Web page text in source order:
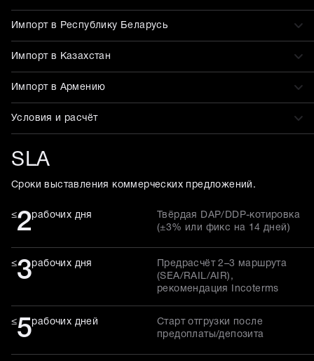
Импорт в Республику Беларусь
Импорт в Казахстан
Импорт в Армению
Условия и расчёт
SLA
Сроки выставления коммерческих предложений.
≤2рабочих дня
Твёрдая DAP/DDP-котировка
(±3% или фикс на 14 дней)
≤3рабочих дня
Предрасчёт 2–3 маршрута
(SEA/RAIL/AIR),
рекомендация Incoterms
≤5рабочих дней
Старт отгрузки после
предоплаты/депозита